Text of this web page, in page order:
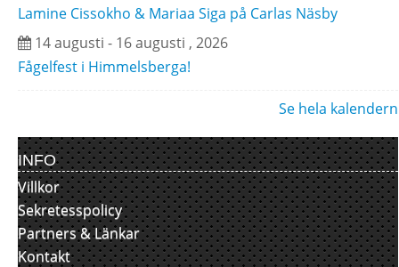
Lamine Cissokho & Mariaa Siga på Carlas Näsby
14 augusti - 16 augusti , 2026
Fågelfest i Himmelsberga!
Se hela kalendern
INFO
Villkor
Sekretesspolicy
Partners & Länkar
Kontakt